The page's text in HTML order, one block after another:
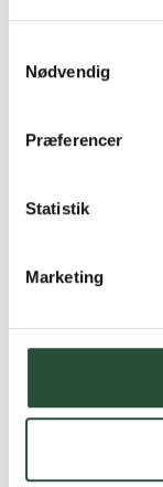
Nødvendig
Præferencer
Statistik
Marketing